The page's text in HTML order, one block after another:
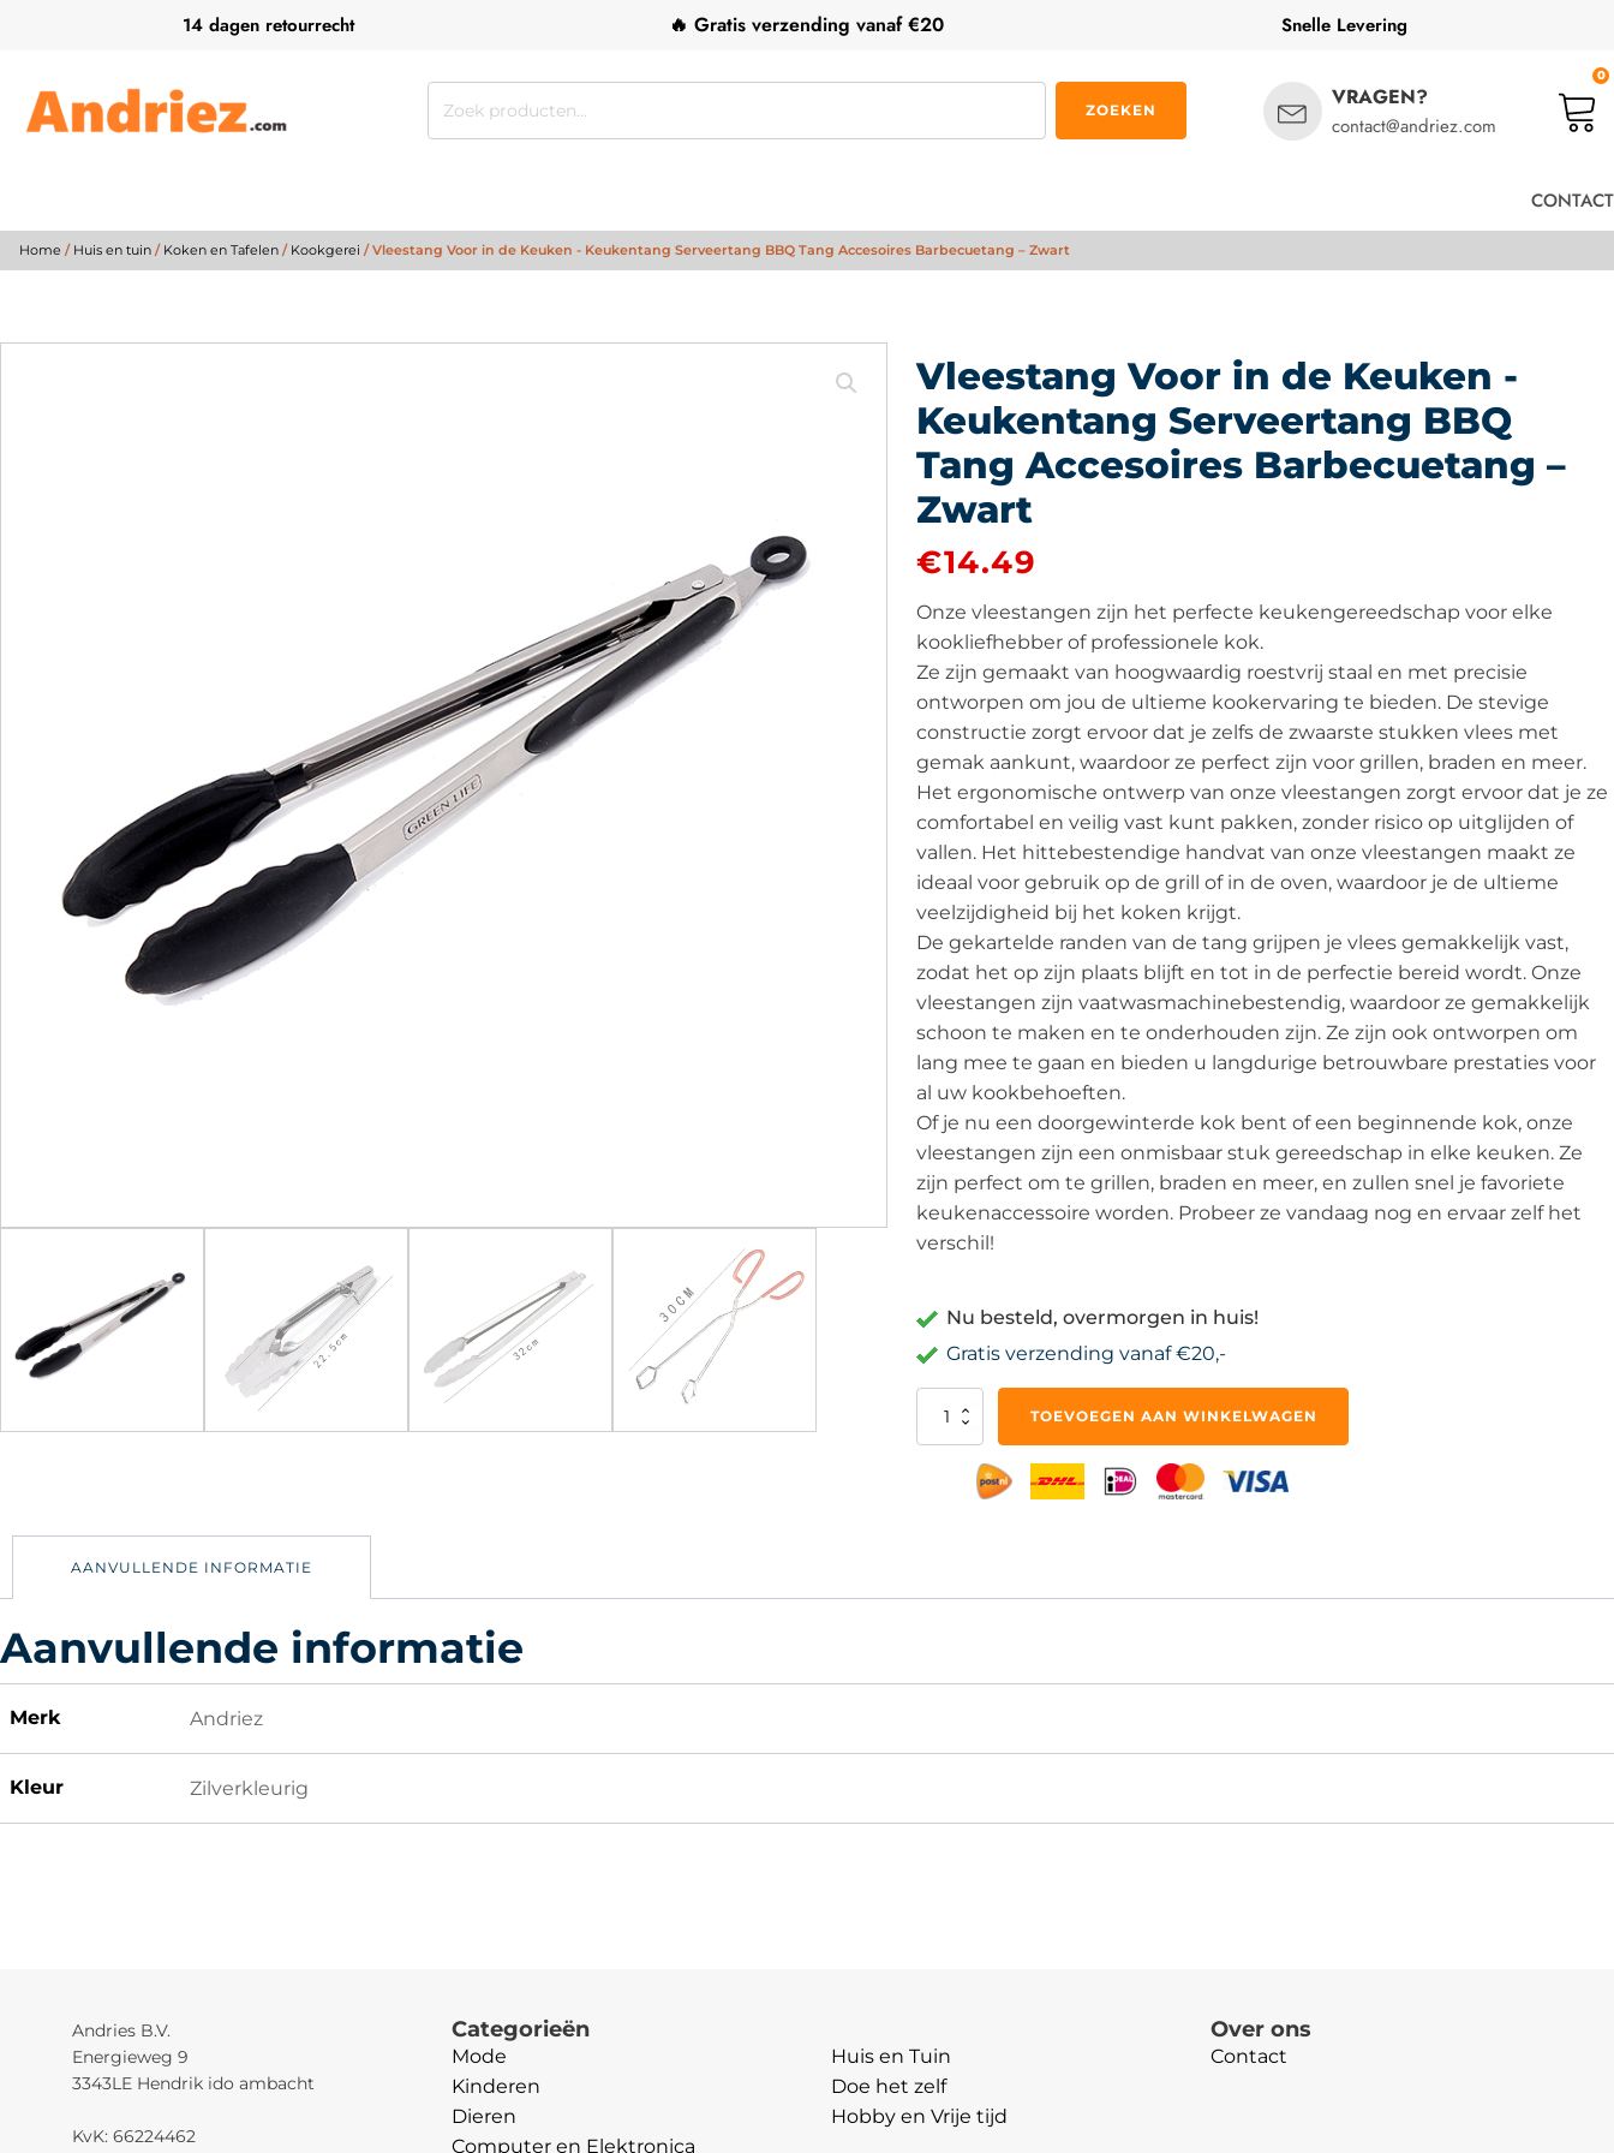
14 dagen retourrecht 🔥 Gratis verzending vanaf €20 Snelle Levering
Zoeken
ZOEKEN VRAGEN?
contact@andriez.com
0
CONTACT
Home / Huis en tuin / Koken en Tafelen / Kookgerei / Vleestang Voor in de Keuken - Keukentang Serveertang BBQ Tang Accesoires Barbecuetang – Zwart
Vleestang Voor in de Keuken -
Keukentang Serveertang BBQ
Tang Accesoires Barbecuetang –
Zwart
€14.49
Onze vleestangen zijn het perfecte keukengereedschap voor elke
kookliefhebber of professionele kok.
Ze zijn gemaakt van hoogwaardig roestvrij staal en met precisie
ontworpen om jou de ultieme kookervaring te bieden. De stevige
constructie zorgt ervoor dat je zelfs de zwaarste stukken vlees met
gemak aankunt, waardoor ze perfect zijn voor grillen, braden en meer.
Het ergonomische ontwerp van onze vleestangen zorgt ervoor dat je ze
comfortabel en veilig vast kunt pakken, zonder risico op uitglijden of
vallen. Het hittebestendige handvat van onze vleestangen maakt ze
ideaal voor gebruik op de grill of in de oven, waardoor je de ultieme
veelzijdigheid bij het koken krijgt.
De gekartelde randen van de tang grijpen je vlees gemakkelijk vast,
zodat het op zijn plaats blijft en tot in de perfectie bereid wordt. Onze
vleestangen zijn vaatwasmachinebestendig, waardoor ze gemakkelijk
schoon te maken en te onderhouden zijn. Ze zijn ook ontworpen om
lang mee te gaan en bieden u langdurige betrouwbare prestaties voor
al uw kookbehoeften.
Of je nu een doorgewinterde kok bent of een beginnende kok, onze
vleestangen zijn een onmisbaar stuk gereedschap in elke keuken. Ze
zijn perfect om te grillen, braden en meer, en zullen snel je favoriete
keukenaccessoire worden. Probeer ze vandaag nog en ervaar zelf het
verschil!
Nu besteld, overmorgen in huis!
Gratis verzending vanaf €20,-
Vleestang
–
TOEVOEGEN AAN WINKELWAGEN
AANVULLENDE INFORMATIE
Aanvullende informatie
Merk Andriez
Kleur Zilverkleurig
Andries B.V.
Energieweg 9
3343LE Hendrik ido ambacht
KvK: 66224462
Categorieën
Mode
Kinderen
Dieren
Computer en Elektronica
Huis en Tuin
Doe het zelf
Hobby en Vrije tijd
Over ons
Contact